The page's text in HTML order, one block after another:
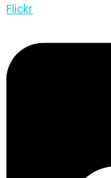
Flickr